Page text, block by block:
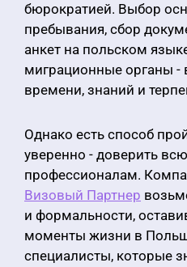
бюрократией. Выбор
пребывания, сбор
анкет на польском
миграционные органы -
времени, знаний и
Однако есть способ
уверенно - доверить
профессионалам.
Визовый Партнер
и формальности,
моменты жизни в
специалисты, которые